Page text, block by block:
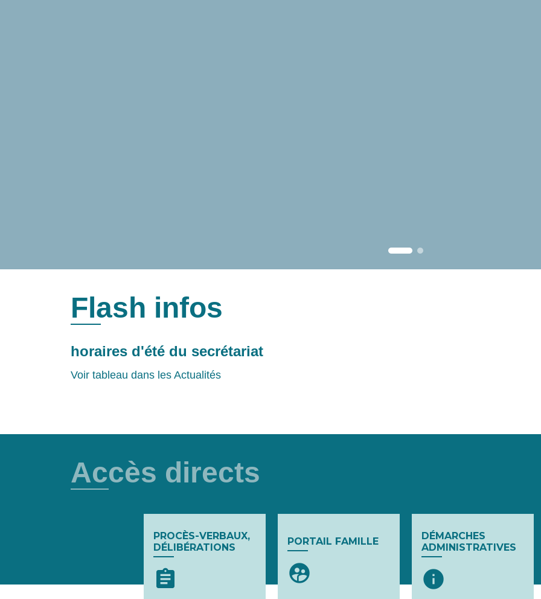
Flash infos
horaires d'été du secrétariat
Voir tableau dans les Actualités
Accès directs
PROCÈS-VERBAUX,
DÉLIBÉRATIONS
assignment
PORTAIL FAMILLE
supervised_user_circle
DÉMARCHES
ADMINISTRATIVES
info